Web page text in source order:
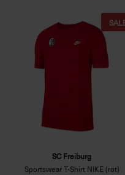
SC Freiburg
Sportswear T-Shirt NIKE (rot)